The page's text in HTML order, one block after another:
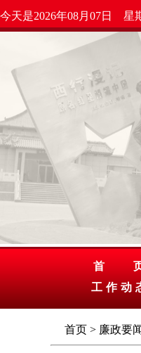
今天是2026年08月07日 星
首
工作动
首页 > 廉政要